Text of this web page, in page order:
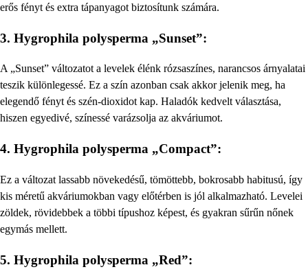
erős fényt és extra tápanyagot biztosítunk számára.
3. Hygrophila polysperma „Sunset”:
A „Sunset” változatot a levelek élénk rózsaszínes, narancsos árnyalatai
teszik különlegessé. Ez a szín azonban csak akkor jelenik meg, ha
elegendő fényt és szén-dioxidot kap. Haladók kedvelt választása,
hiszen egyedivé, színessé varázsolja az akváriumot.
4. Hygrophila polysperma „Compact”:
Ez a változat lassabb növekedésű, tömöttebb, bokrosabb habitusú, így
kis méretű akváriumokban vagy előtérben is jól alkalmazható. Levelei
zöldek, rövidebbek a többi típushoz képest, és gyakran sűrűn nőnek
egymás mellett.
5. Hygrophila polysperma „Red”: